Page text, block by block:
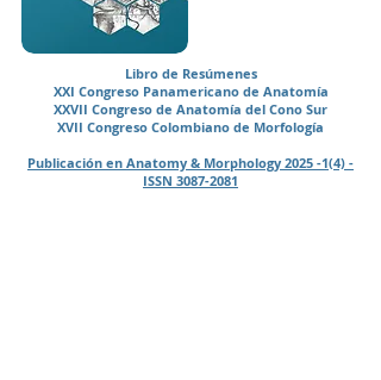
Libro de Resúmenes
XXI Congreso Panamericano de Anatomía
XXVII Congreso de Anatomía del Cono Sur
XVII Congreso Colombiano de Morfología
Publicación en Anatomy & Morphology 2025 -1(4) -
ISSN 3087-2081